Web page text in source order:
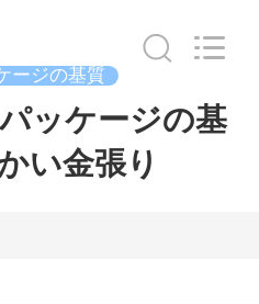
ージの基質
ッケージの基
い金張り